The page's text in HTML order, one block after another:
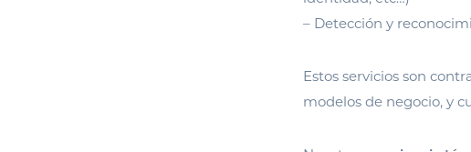
– Detección y
Estos servicios son
modelos de negocio, y